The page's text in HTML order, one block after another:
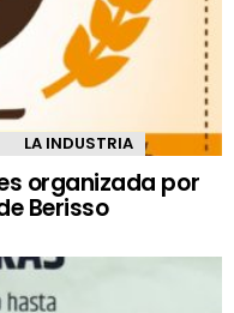
LA INDUSTRIA
organizada por
Berisso